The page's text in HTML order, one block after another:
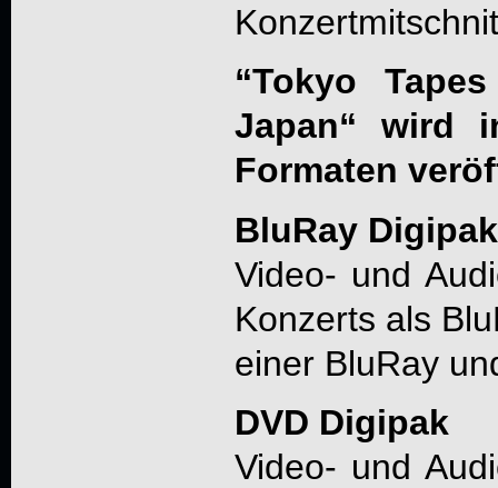
“Tokyo
Japan“ wird
Formaten
BluRay Digipak
Video- und
Konzerts als
einer BluRay
DVD Digipak
Video- und